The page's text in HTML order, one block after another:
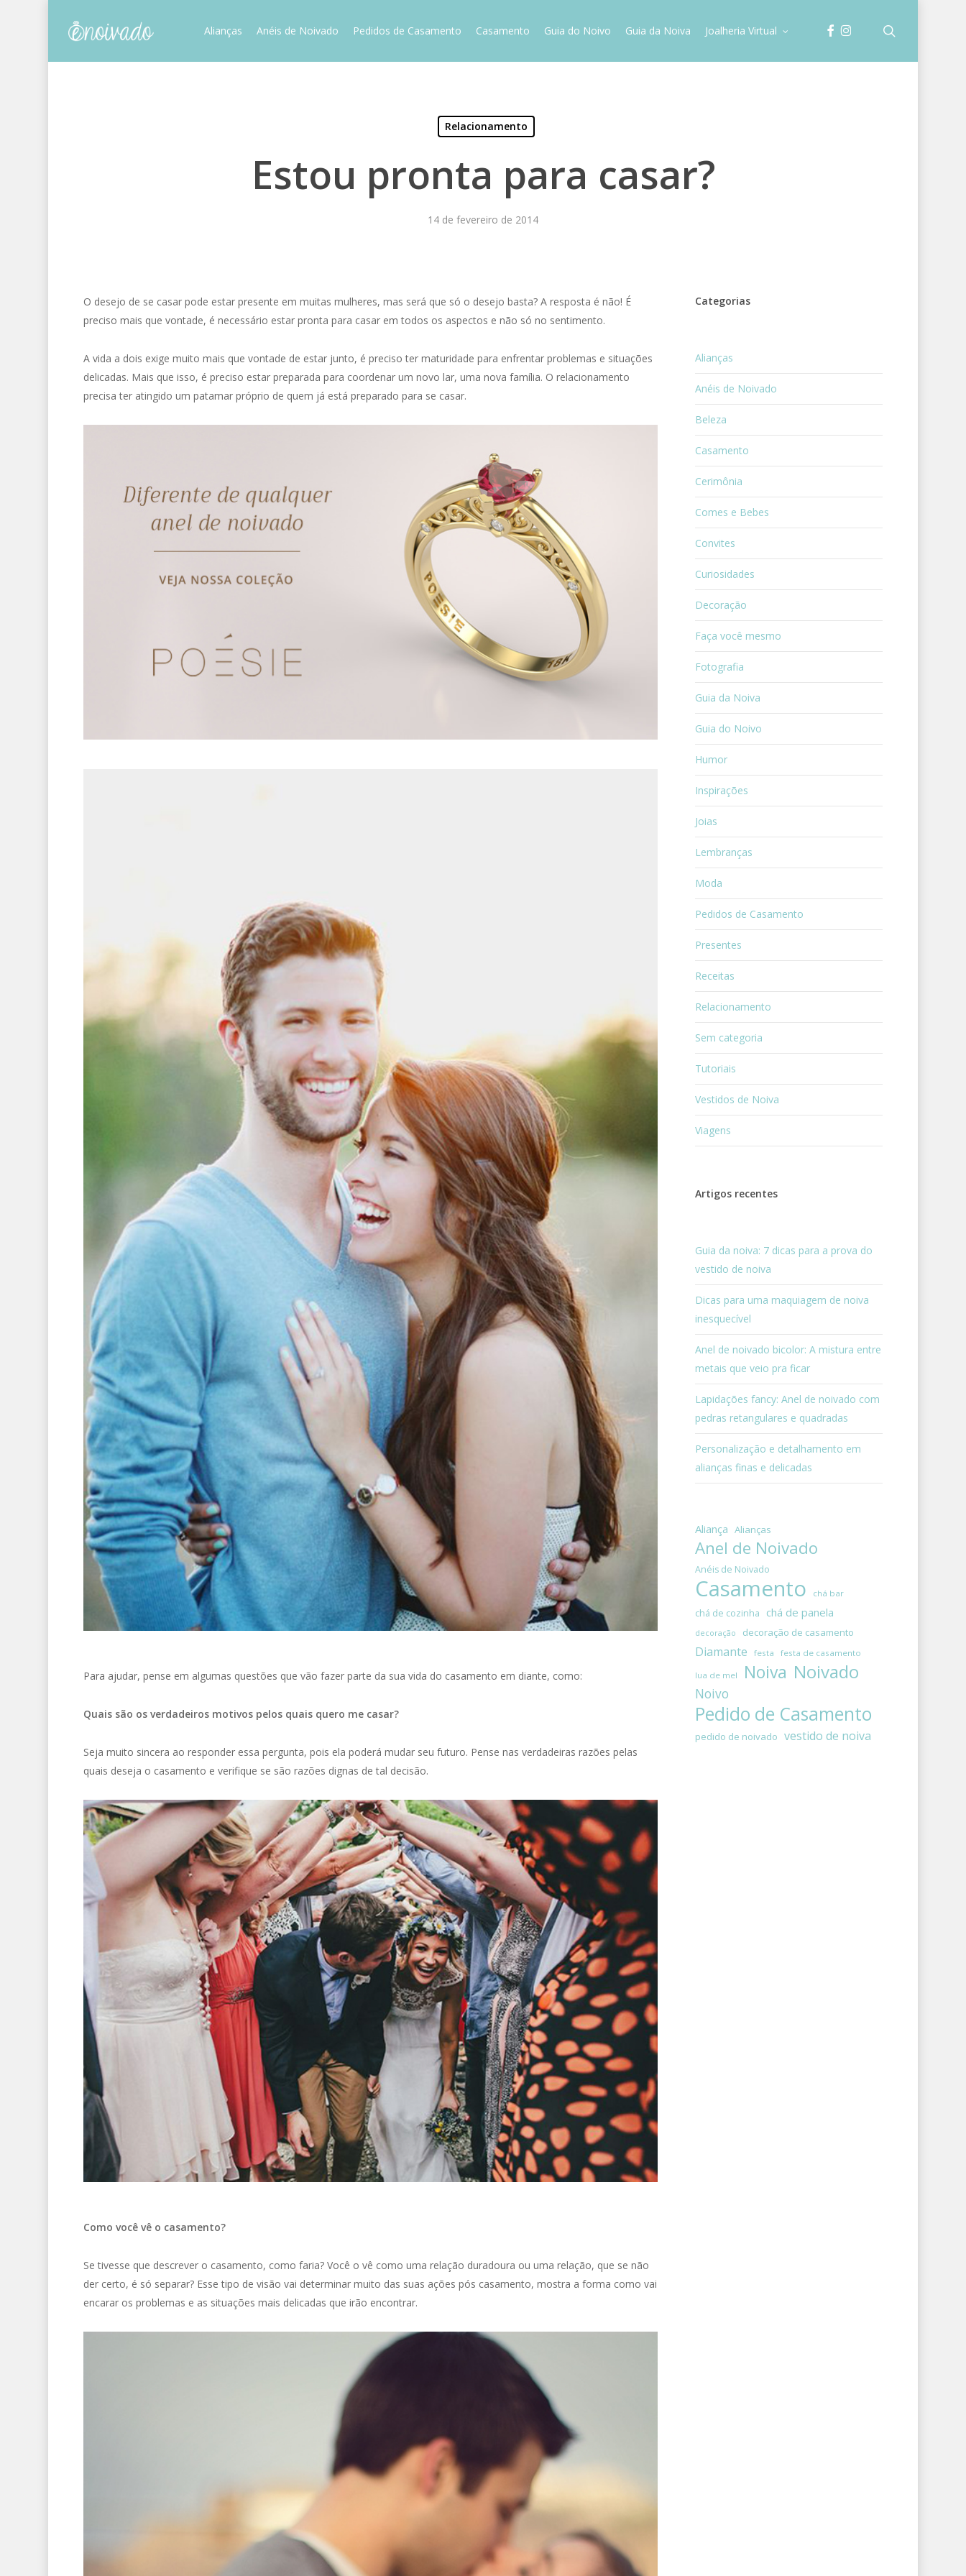
Alianças Anéis de Noivado Pedidos de Casamento Casamento Guia do Noivo Guia da Noiva Joalheria Virtual facebookinstagram
Relacionamento
Estou pronta para casar?
14 de fevereiro de 2014
O desejo de se casar pode estar presente em muitas mulheres, mas será que só o desejo basta? A resposta é não! É
preciso mais que vontade, é necessário estar pronta para casar em todos os aspectos e não só no sentimento.
A vida a dois exige muito mais que vontade de estar junto, é preciso ter maturidade para enfrentar problemas e situações
delicadas. Mais que isso, é preciso estar preparada para coordenar um novo lar, uma nova família. O relacionamento
precisa ter atingido um patamar próprio de quem já está preparado para se casar.
Para ajudar, pense em algumas questões que vão fazer parte da sua vida do casamento em diante, como:
Quais são os verdadeiros motivos pelos quais quero me casar?
Seja muito sincera ao responder essa pergunta, pois ela poderá mudar seu futuro. Pense nas verdadeiras razões pelas
quais deseja o casamento e verifique se são razões dignas de tal decisão.
Como você vê o casamento?
Se tivesse que descrever o casamento, como faria? Você o vê como uma relação duradoura ou uma relação, que se não
der certo, é só separar? Esse tipo de visão vai determinar muito das suas ações pós casamento, mostra a forma como vai
encarar os problemas e as situações mais delicadas que irão encontrar.
Categorias
Alianças
Anéis de Noivado
Beleza
Casamento
Cerimônia
Comes e Bebes
Convites
Curiosidades
Decoração
Faça você mesmo
Fotografia
Guia da Noiva
Guia do Noivo
Humor
Inspirações
Joias
Lembranças
Moda
Pedidos de Casamento
Presentes
Receitas
Relacionamento
Sem categoria
Tutoriais
Vestidos de Noiva
Viagens
Artigos recentes
Guia da noiva: 7 dicas para a prova do
vestido de noiva
Dicas para uma maquiagem de noiva
inesquecível
Anel de noivado bicolor: A mistura entre
metais que veio pra ficar
Lapidações fancy: Anel de noivado com
pedras retangulares e quadradas
Personalização e detalhamento em
alianças finas e delicadas
Aliança Alianças
Anel de Noivado
Anéis de Noivado
Casamento chá bar
chá de cozinha chá de panela
decoração decoração de casamento
Diamante festa festa de casamento
lua de mel Noiva Noivado
Noivo
Pedido de Casamento
pedido de noivado vestido de noiva